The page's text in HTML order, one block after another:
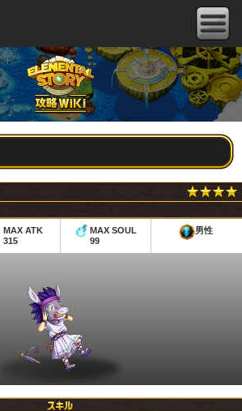
MAX ATK
315
MAX SOUL
99
男性